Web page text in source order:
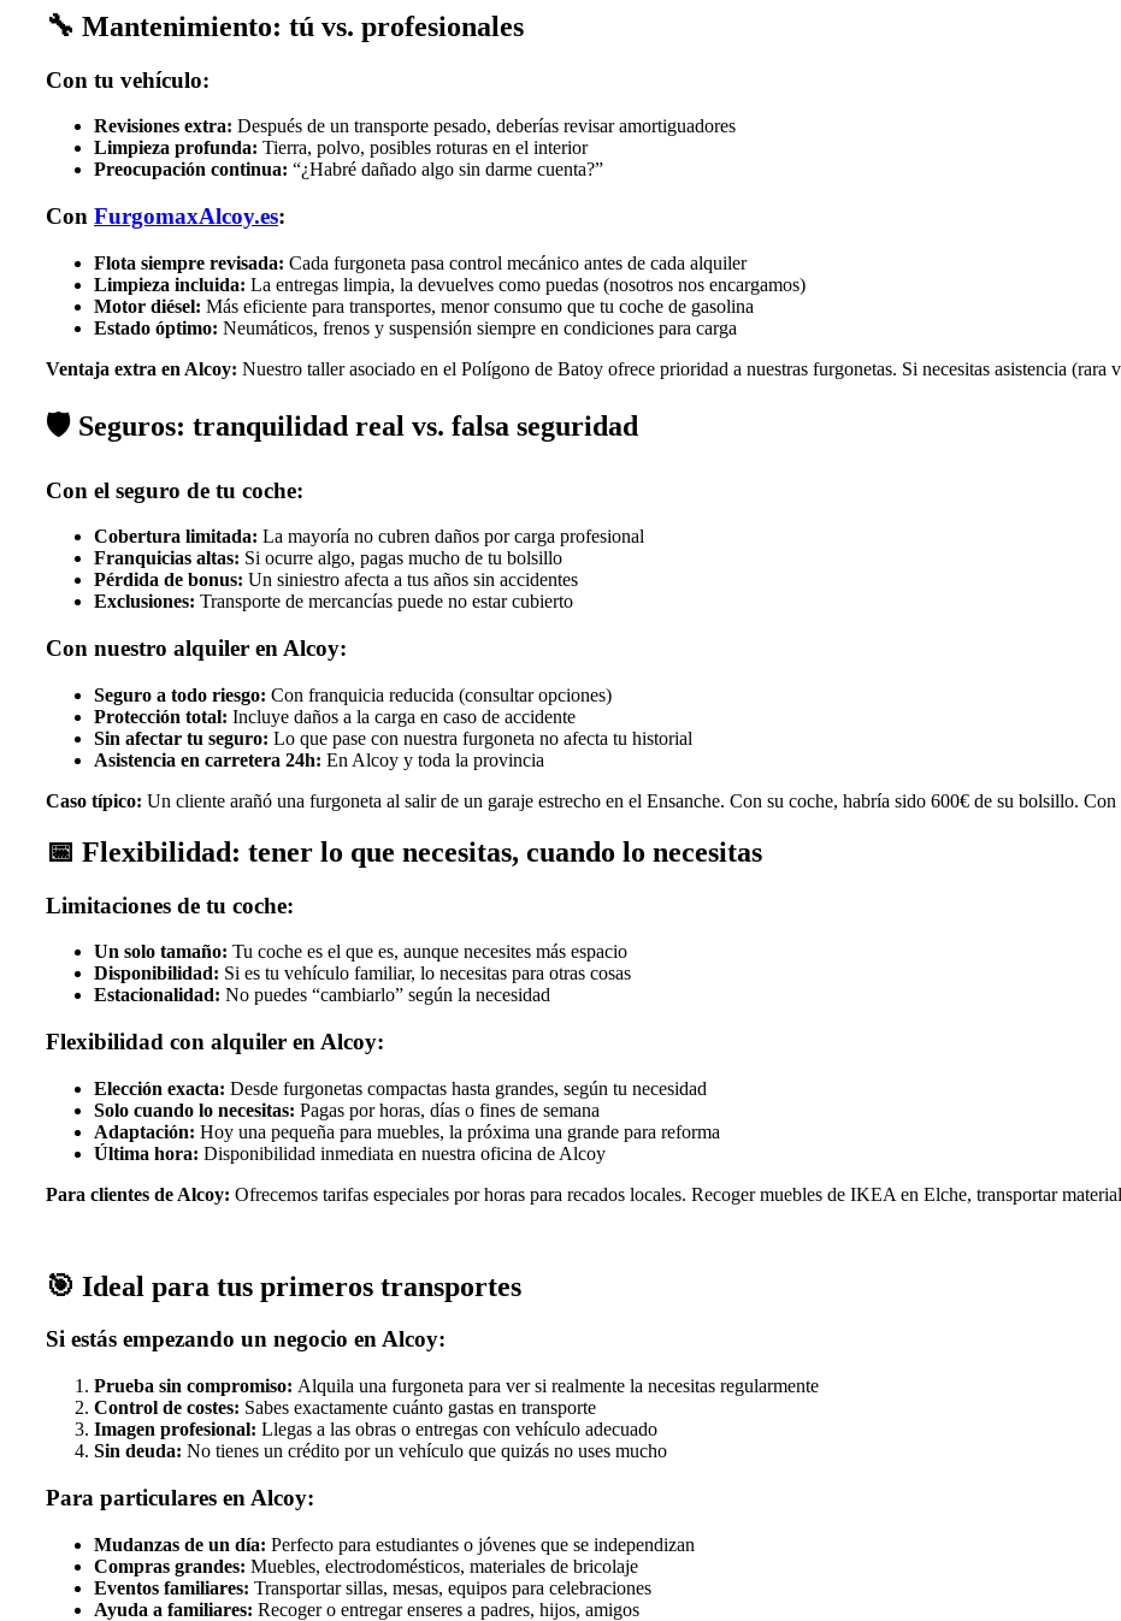
🔧 Mantenimiento: tú vs. profesionales
Con tu vehículo:
Revisiones extra: Después de un transporte pesado, deberías revisar amortiguadores
Limpieza profunda: Tierra, polvo, posibles roturas en el interior
Preocupación continua: “¿Habré dañado algo sin darme cuenta?”
Con FurgomaxAlcoy.es:
Flota siempre revisada: Cada furgoneta pasa control mecánico antes de cada alquiler
Limpieza incluida: La entregas limpia, la devuelves como puedas (nosotros nos encargamos)
Motor diésel: Más eficiente para transportes, menor consumo que tu coche de gasolina
Estado óptimo: Neumáticos, frenos y suspensión siempre en condiciones para carga
Ventaja extra en Alcoy: Nuestro taller asociado en el Polígono de Batoy ofrece prioridad a nuestras furgonetas. Si necesitas asistencia (rara
🛡️ Seguros: tranquilidad real vs. falsa seguridad
Con el seguro de tu coche:
Cobertura limitada: La mayoría no cubren daños por carga profesional
Franquicias altas: Si ocurre algo, pagas mucho de tu bolsillo
Pérdida de bonus: Un siniestro afecta a tus años sin accidentes
Exclusiones: Transporte de mercancías puede no estar cubierto
Con nuestro alquiler en Alcoy:
Seguro a todo riesgo: Con franquicia reducida (consultar opciones)
Protección total: Incluye daños a la carga en caso de accidente
Sin afectar tu seguro: Lo que pase con nuestra furgoneta no afecta tu historial
Asistencia en carretera 24h: En Alcoy y toda la provincia
Caso típico: Un cliente arañó una furgoneta al salir de un garaje estrecho en el Ensanche. Con su coche, habría sido 600€ de su bolsillo.
📅 Flexibilidad: tener lo que necesitas, cuando lo necesitas
Limitaciones de tu coche:
Un solo tamaño: Tu coche es el que es, aunque necesites más espacio
Disponibilidad: Si es tu vehículo familiar, lo necesitas para otras cosas
Estacionalidad: No puedes “cambiarlo” según la necesidad
Flexibilidad con alquiler en Alcoy:
Elección exacta: Desde furgonetas compactas hasta grandes, según tu necesidad
Solo cuando lo necesitas: Pagas por horas, días o fines de semana
Adaptación: Hoy una pequeña para muebles, la próxima una grande para reforma
Última hora: Disponibilidad inmediata en nuestra oficina de Alcoy
Para clientes de Alcoy: Ofrecemos tarifas especiales por horas para recados locales. Recoger muebles de IKEA en Elche, transportar
🎯 Ideal para tus primeros transportes
Si estás empezando un negocio en Alcoy:
Prueba sin compromiso: Alquila una furgoneta para ver si realmente la necesitas regularmente
Control de costes: Sabes exactamente cuánto gastas en transporte
Imagen profesional: Llegas a las obras o entregas con vehículo adecuado
Sin deuda: No tienes un crédito por un vehículo que quizás no uses mucho
Para particulares en Alcoy:
Mudanzas de un día: Perfecto para estudiantes o jóvenes que se independizan
Compras grandes: Muebles, electrodomésticos, materiales de bricolaje
Eventos familiares: Transportar sillas, mesas, equipos para celebraciones
Ayuda a familiares: Recoger o entregar enseres a padres, hijos, amigos